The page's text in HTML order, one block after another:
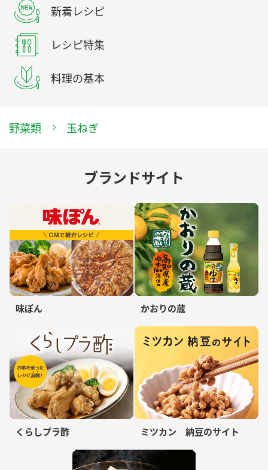
新着レシピ
レシピ特集
料理の基本
野菜類 玉ねぎ
ブランドサイト
味ぽん かおりの蔵
くらしプラ酢 ミツカン 納豆のサイト